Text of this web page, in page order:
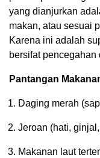
yang dianjurkan
makan, atau sesuai
Karena ini adalah
bersifat pencegahan
Pantangan
Daging merah
Jeroan (hati,
Makanan laut